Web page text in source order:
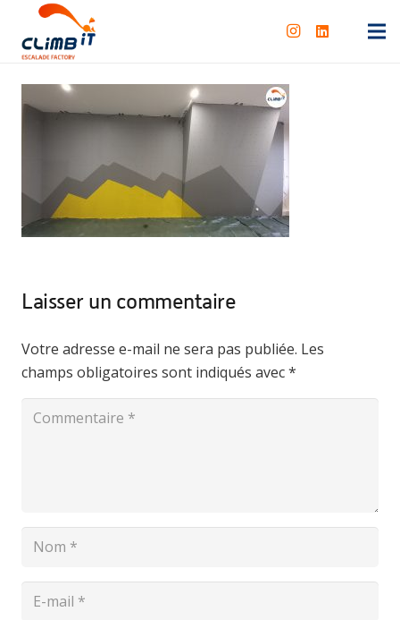
Laisser un commentaire
Votre adresse e-mail ne sera pas publiée. Les
champs obligatoires sont indiqués avec*